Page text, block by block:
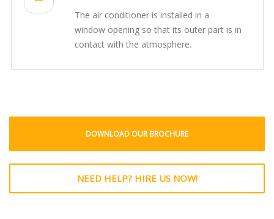
The air conditioner is installed in a
window opening so that its outer part is in
contact with the atmosphere.
DOWNLOAD OUR BROCHURE
NEED HELP? HIRE US NOW!